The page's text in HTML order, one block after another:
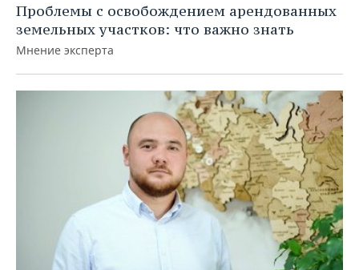
Проблемы с освобождением арендованных
земельных участков: что важно знать
Мнение эксперта